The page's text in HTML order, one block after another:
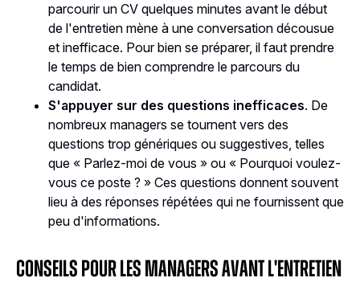
parcourir un CV quelques minutes avant le début
de l'entretien mène à une conversation décousue
et inefficace. Pour bien se préparer, il faut prendre
le temps de bien comprendre le parcours du
candidat.
S'appuyer sur des questions inefficaces. De
nombreux managers se tournent vers des
questions trop génériques ou suggestives, telles
que « Parlez-moi de vous » ou « Pourquoi voulez-
vous ce poste ? » Ces questions donnent souvent
lieu à des réponses répétées qui ne fournissent que
peu d'informations.
Conseils pour les managers avant l'entretien